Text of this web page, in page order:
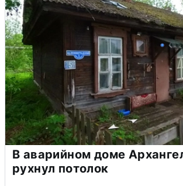
В аварийном доме
рухнул потолок